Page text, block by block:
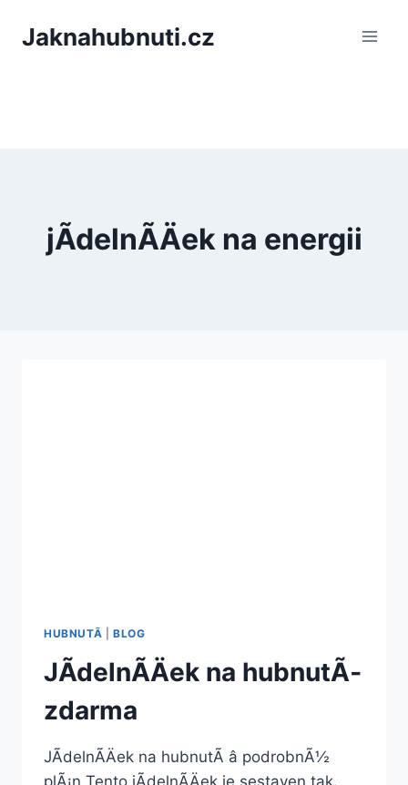
Jaknahubnuti.cz
jÃ­delnÃ­Äek na energii
HUBNUTÃ­ BLOG
JÃ­delnÃ­Äek na hubnutÃ­
zdarma
JÃ­delnÃ­Äek na hubnutÃ­ â podrobnÃ½
plÃ¡n Tento jÃ­delnÃ­Äek je sestaven tak,